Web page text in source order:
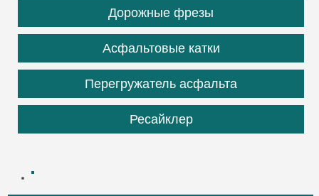
Дорожные фрезы
Асфальтовые катки
Перегружатель асфальта
Ресайклер